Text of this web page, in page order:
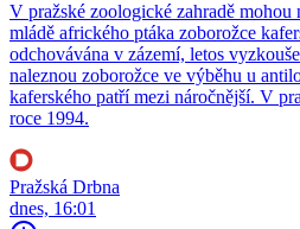
V pražské zoologické zahradě
mládě afrického ptáka zoborožce
odchovávána v zázemí, letos
naleznou zoborožce ve výběhu u
kaferského patří mezi náročnější. V
roce 1994.
Pražská Drbna
dnes, 16:01